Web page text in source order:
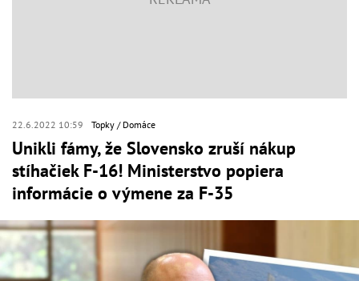
22.6.2022 10:59 Topky Domáce
Unikli fámy, že Slovensko zruší nákup
stíhačiek F-16! Ministerstvo popiera
informácie o výmene za F-35